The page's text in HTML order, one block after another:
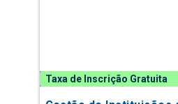
Taxa de Inscrição Gratuita